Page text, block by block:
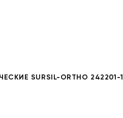
SURSIL-ORTHO 242201-1